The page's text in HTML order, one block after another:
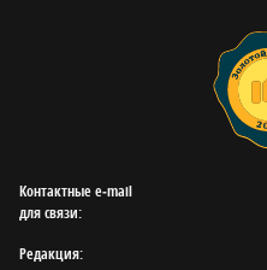
Контактные e‑mail
для связи:
Редакция: